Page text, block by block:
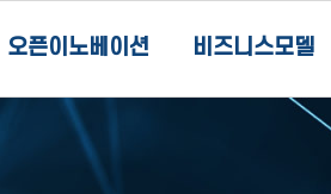
오픈이노베이션 비즈니스모델